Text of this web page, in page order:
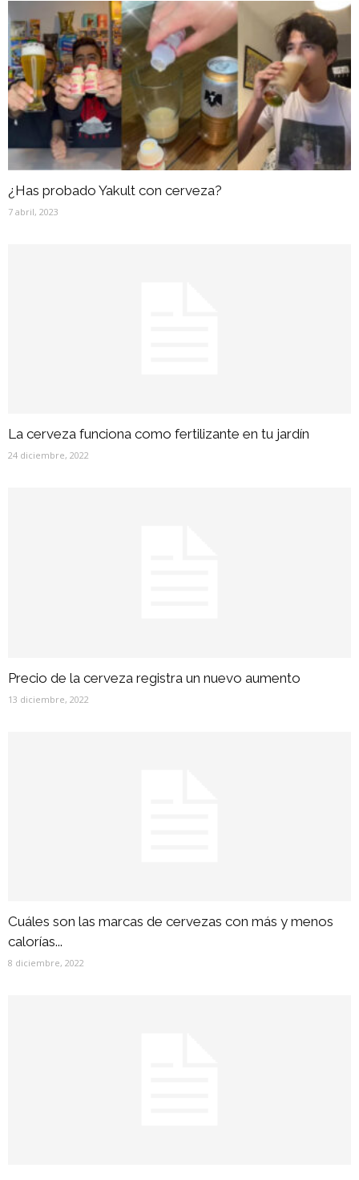
¿Has probado Yakult con cerveza?
7 abril, 2023
La cerveza funciona como fertilizante en tu jardín
24 diciembre, 2022
Precio de la cerveza registra un nuevo aumento
13 diciembre, 2022
Cuáles son las marcas de cervezas con más y menos
calorías...
8 diciembre, 2022